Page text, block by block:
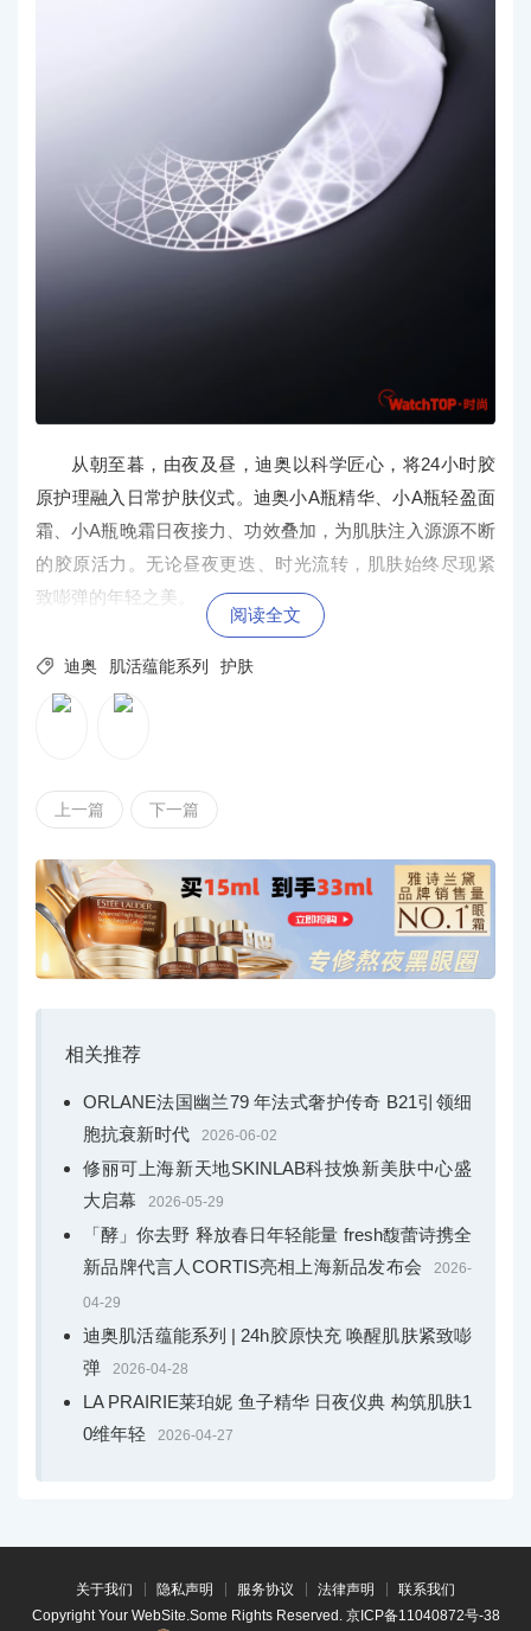
从朝至暮，由夜及昼，迪奥以科学匠心，将24小时胶
原护理融入日常护肤仪式。迪奥小A瓶精华、小A瓶轻盈面
霜、小A瓶晚霜日夜接力、功效叠加，为肌肤注入源源不断
的胶原活力。无论昼夜更迭、时光流转，肌肤始终尽现紧
致嘭弹的年轻之美。
阅读全文
 迪奥 肌活蕴能系列 护肤
上一篇 下一篇
相关推荐
ORLANE法国幽兰79 年法式奢护传奇 B21引领细
胞抗衰新时代
2026-06-02
修丽可上海新天地SKINLAB科技焕新美肤中心盛
大启幕
2026-05-29
「酵」你去野 释放春日年轻能量 fresh馥蕾诗携全
新品牌代言人CORTIS亮相上海新品发布会
2026-
04-29
迪奥肌活蕴能系列 | 24h胶原快充 唤醒肌肤紧致嘭
弹
2026-04-28
LA PRAIRIE莱珀妮 鱼子精华 日夜仪典 构筑肌肤1
0维年轻
2026-04-27
关于我们 隐私声明 服务协议 法律声明
联系我们
Copyright Your WebSite.Some Rights Reserved. 京ICP备11040872号-38